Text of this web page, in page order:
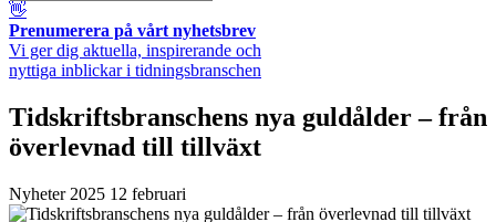
👋
Prenumerera på vårt nyhetsbrev
Vi ger dig aktuella, inspirerande och
nyttiga inblickar i tidningsbranschen
Tidskriftsbranschens nya guldålder – från
överlevnad till tillväxt
Nyheter 2025 12 februari